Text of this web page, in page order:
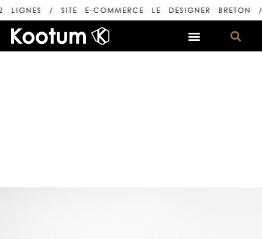
/ SITE E-COMMERCE LE DESIGNER